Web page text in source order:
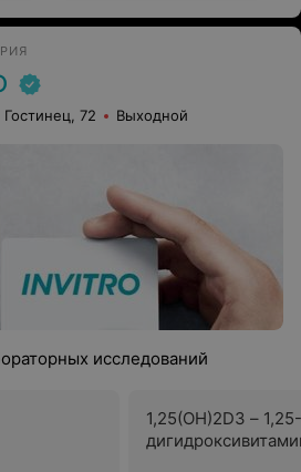
72 Выходной
исследований
1,25(OH)2D3 – 1,25-